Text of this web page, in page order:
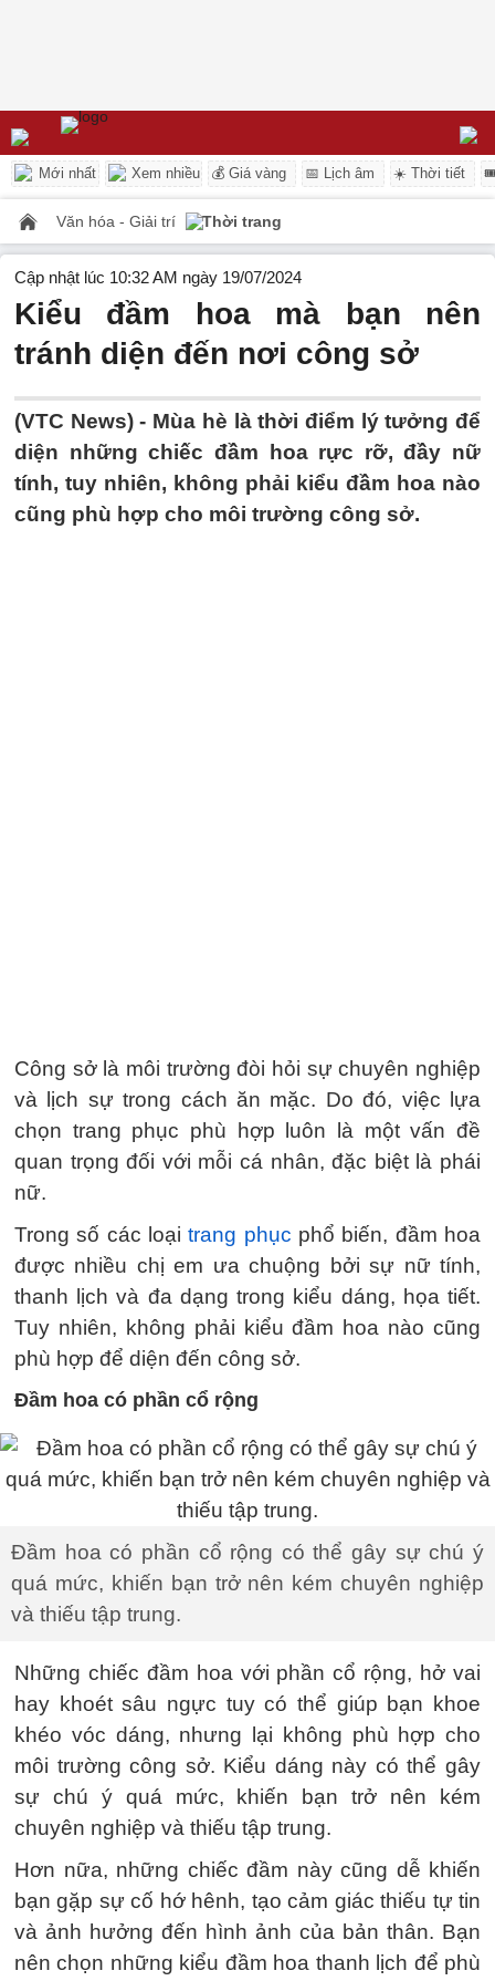
Mới nhất Xem nhiều 💰 Giá vàng 📅 Lịch âm ☀️ Thời tiết
Văn hóa - Giải trí Thời trang
Cập nhật lúc 10:32 AM ngày 19/07/2024
Kiểu đầm hoa mà bạn nên
tránh diện đến nơi công sở
(VTC News) - Mùa hè là thời điểm lý tưởng để
diện những chiếc đầm hoa rực rỡ, đầy nữ
tính, tuy nhiên, không phải kiểu đầm hoa nào
cũng phù hợp cho môi trường công sở.
Công sở là môi trường đòi hỏi sự chuyên nghiệp
và lịch sự trong cách ăn mặc. Do đó, việc lựa
chọn trang phục phù hợp luôn là một vấn đề
quan trọng đối với mỗi cá nhân, đặc biệt là phái
nữ.
Trong số các loạitrang phục phổ biến, đầm hoa
được nhiều chị em ưa chuộng bởi sự nữ tính,
thanh lịch và đa dạng trong kiểu dáng, họa tiết.
Tuy nhiên, không phải kiểu đầm hoa nào cũng
phù hợp để diện đến công sở.
Đầm hoa có phần cổ rộng
Đầm hoa có phần cổ rộng có thể gây sự chú ý
quá mức, khiến bạn trở nên kém chuyên nghiệp
và thiếu tập trung.
Những chiếc đầm hoa với phần cổ rộng, hở vai
hay khoét sâu ngực tuy có thể giúp bạn khoe
khéo vóc dáng, nhưng lại không phù hợp cho
môi trường công sở. Kiểu dáng này có thể gây
sự chú ý quá mức, khiến bạn trở nên kém
chuyên nghiệp và thiếu tập trung.
Hơn nữa, những chiếc đầm này cũng dễ khiến
bạn gặp sự cố hớ hênh, tạo cảm giác thiếu tự tin
và ảnh hưởng đến hình ảnh của bản thân. Bạn
nên chọn những kiểu đầm hoa thanh lịch để phù